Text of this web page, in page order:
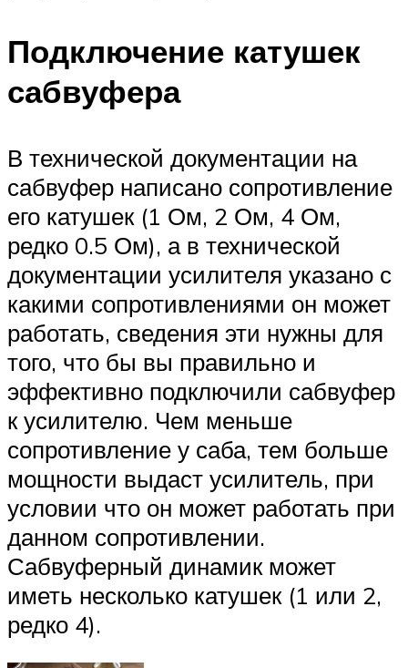
Подключение катушек
сабвуфера
В технической документации на
сабвуфер написано сопротивление
его катушек (1 Ом, 2 Ом, 4 Ом,
редко 0.5 Ом), а в технической
документации усилителя указано с
какими сопротивлениями он может
работать, сведения эти нужны для
того, что бы вы правильно и
эффективно подключили сабвуфер
к усилителю. Чем меньше
сопротивление у саба, тем больше
мощности выдаст усилитель, при
условии что он может работать при
данном сопротивлении.
Сабвуферный динамик может
иметь несколько катушек (1 или 2,
редко 4).